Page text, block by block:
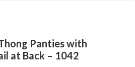
Panties with
at Back – 1042